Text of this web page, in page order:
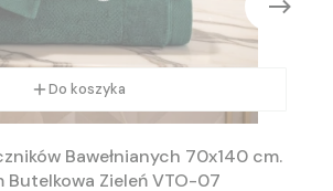
Do koszyka
Bawełnianych 70x140 cm.
Butelkowa Zieleń VTO-07